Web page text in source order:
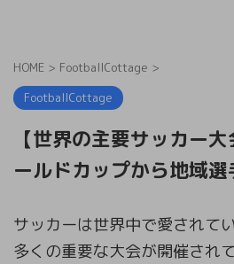
HOME > FootballCottage >
FootballCottage
【世界の主要サッカー
ールドカップから地域
サッカーは世界中で愛されて
多くの重要な大会が開催され